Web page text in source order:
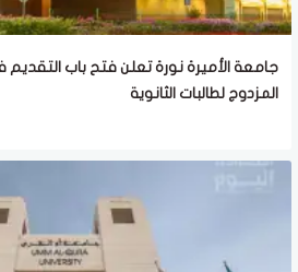
جامعة الأميرة نورة تعلن فتح باب
المزدوج لطالبات الثانوية